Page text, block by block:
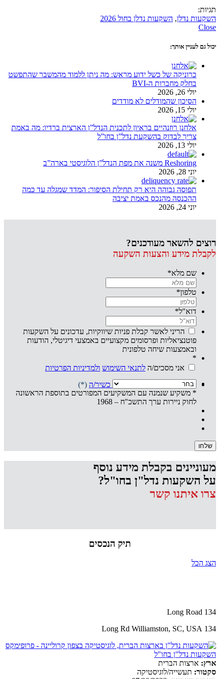
תגיות:
השקעות נדלן, השקעות נדלן בחול 2026
Close
יכול גם לעניין אותך:
כרוניקה של כשל ידוע מראש: מה ניתן ללמוד מהמשבר שהתפשט
בחלק מחברות ה-BVI
יולי 26, 2026
הסיכון שהמודלים לא מודדים
יולי 15, 2026
אלחנן רוזנהיים בראיון לתכנית הנדל”ן הארצית ברדיו: מה באמת
צריך לבדוק בהשקעת נדל”ן בחו”ל
יולי 13, 2026
Reshoring משנה את מפת הנדל”ן הלוגיסטי בארה”ב
יוני 28, 2026
תפוסה גבוהה היא רק תחילת הסיפור: המדד שמגלה עד כמה
ההכנסה מהנכס באמת יציבה
יוני 24, 2026
רוצים להשאר מעודכנים?
לקבלת מידע והצעות השקעה
שם מלא*
טלפון*
דוא"ל*
הריני לאשר קבלת פניות שיווקיות, עדכונים על השקעות
פוטנציאליות ופרסומים מקצועיים באמצעי דיגיטלי, הודעות
ובאמצעות שיחה טלפונית
*
אני מסכים/ה לתנאי השימוש ולמדיניות הפרטיות
אני מצהיר/ה שהנני
משקיע/ה כשיר/ה (*)
* משקיע שנמנה עם המשקיעים המפורטים בתוספת הראשונה
לחוק ניירות ערך התשכ"ח – 1968
מעוניינים בקבלת מידע נוסף
על השקעות נדל"ן בחו"ל?
צרו איתנו קשר
תיק הנכסים
הצג הכל
134 Long Road
134 Long Rd Williamston, SC, USA
ארץ: ארצות הברית
סקטור: תעשייה/לוגיסטיקה